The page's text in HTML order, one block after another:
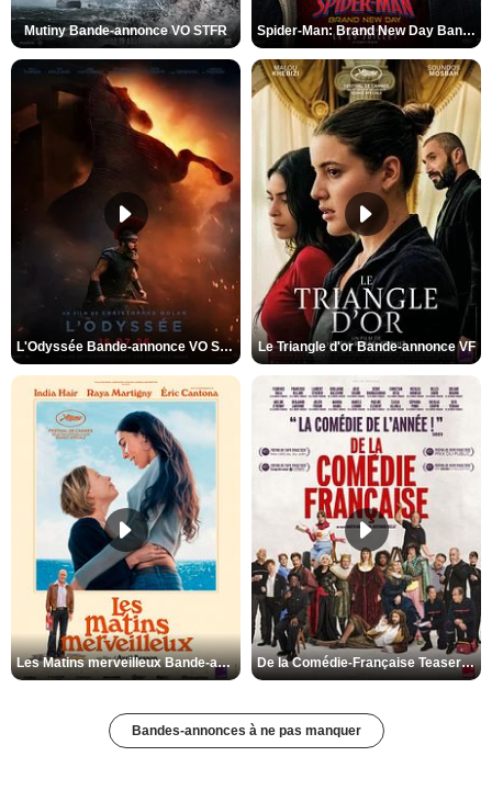
Mutiny Bande-annonce VO STFR Spider-Man: Brand New Day Bande-annonce VO STFR
L'Odyssée Bande-annonce VO STFR Le Triangle d'or Bande-annonce VF
Les Matins merveilleux Bande-annonce VF De la Comédie-Française Teaser VF
Bandes-annonces à ne pas manquer